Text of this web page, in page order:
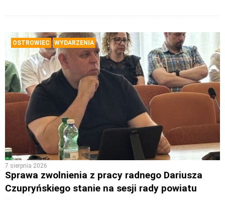
OSTROWIEC WYDARZENIA
7 sierpnia 2026
Sprawa zwolnienia z pracy radnego Dariusza
Czupryńskiego stanie na sesji rady powiatu